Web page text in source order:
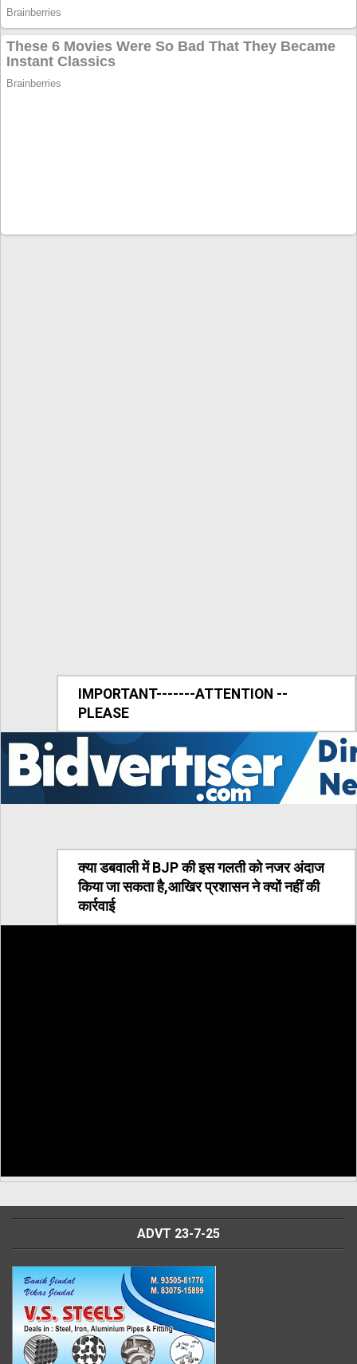
IMPORTANT-------ATTENTION --
PLEASE
क्या डबवाली में BJP की इस गलती को नजर अंदाज
किया जा सकता है,आखिर प्रशासन ने क्यों नहीं की
कार्रवाई
ADVT 23-7-25